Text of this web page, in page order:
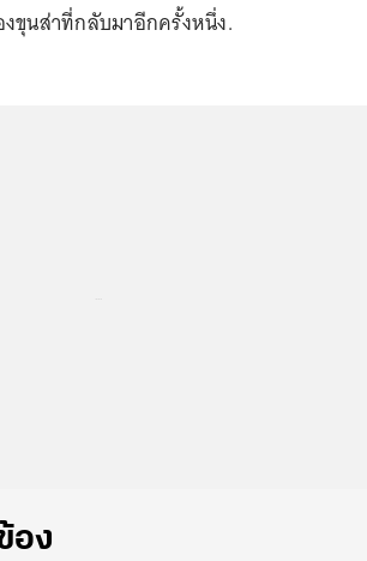
งขุนส่าที่กลับมาอีกครั้งหนึ่ง.
อง